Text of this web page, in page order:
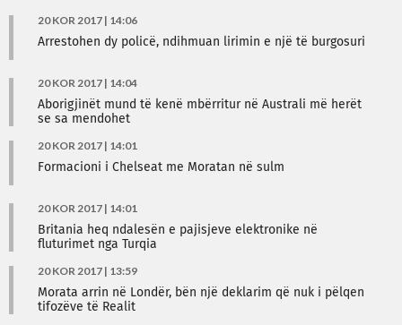
20 KOR 2017 | 14:06
Arrestohen dy policë, ndihmuan lirimin e një të burgosuri
20 KOR 2017 | 14:04
Aborigjinët mund të kenë mbërritur në Australi më herët
se sa mendohet
20 KOR 2017 | 14:01
Formacioni i Chelseat me Moratan në sulm
20 KOR 2017 | 14:01
Britania heq ndalesën e pajisjeve elektronike në
fluturimet nga Turqia
20 KOR 2017 | 13:59
Morata arrin në Londër, bën një deklarim që nuk i pëlqen
tifozëve të Realit